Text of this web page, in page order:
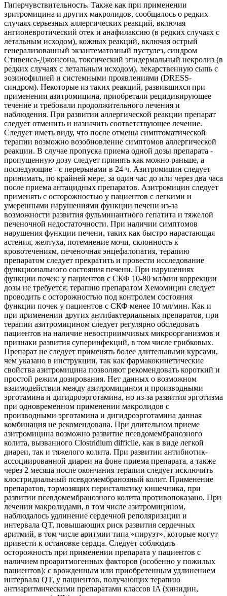
Гиперчувствительность. Также как при применении
эритромицина и других макролидов, сообщалось о редких
случаях серьезных аллергических реакций, включая
ангионевротический отек и анафилаксию (в редких случаях с
летальным исходом), кожных реакций, включая острый
генерализованный экзантематозный пустулез, синдром
Стивенса-Джонсона, токсический эпидермальный некролиз (в
редких случаях с летальным исходом), лекарственную сыпь с
эозинофилией и системными проявлениями (DRESS-
синдром). Некоторые из таких реакций, развившихся при
применении азитромицина, приобретали рецидивирующее
течение и требовали продолжительного лечения и
наблюдения. При развитии аллергической реакции препарат
следует отменить и назначить соответствующее лечение.
Следует иметь виду, что после отмены симптоматической
терапии возможно возобновление симптомов аллергической
реакции. В случае пропуска приема одной дозы препарата -
пропущенную дозу следует принять как можно раньше, а
последующие - с перерывами в 24 ч. Азитромицин следует
принимать, по крайней мере, за один час до или через два часа
после приема антацидных препаратов. Азитромицин следует
применять с осторожностью у пациентов с легкими и
умеренными нарушениями функции печени из-за
возможности развития фульминантного гепатита и тяжелой
печеночной недостаточности. При наличии симптомов
нарушения функции печени, таких как быстро нарастающая
астения, желтуха, потемнение мочи, склонность к
кровотечениям, печеночная энцефалопатия, терапию
препаратом следует прекратить и провести исследование
функционального состояния печени. При нарушениях
функции почек: у пациентов с СКФ 10-80 мл/мин коррекции
дозы не требуется; терапию препаратом Хемомицин следует
проводить с осторожностью под контролем состояния
функции почек у пациентов с СКФ менее 10 мл/мин. Как и
при применении других антибактериальных препаратов, при
терапии азитромицином следует регулярно обследовать
пациентов на наличие невосприимчивых микроорганизмов и
признаки развития суперинфекций, в том числе грибковых.
Препарат не следует применять более длительными курсами,
чем указано в инструкции, так как фармакокинетические
свойства азитромицина позволяют рекомендовать короткий и
простой режим дозирования. Нет данных о возможном
взаимодействии между азитромицином и производными
эрготамина и дигидроэрготамина, но из-за развития эрготизма
при одновременном применении макролидов с
производными эрготамина и дигидроэрготамина данная
комбинация не рекомендована. При длительном приеме
азитромицина возможно развитие псевдомембранозного
колита, вызванного Clostridium difficile, как в виде легкой
диареи, так и тяжелого колита. При развитии антибиотик-
ассоциированной диареи на фоне приема препарата, а также
через 2 месяца после окончания терапии следует исключить
клостридиальный псевдомембранозный колит. Применение
препаратов, тормозящих перистальтику кишечника, при
развитии псевдомембранозного колита противопоказано. При
лечении макролидами, в том числе азитромицином,
наблюдалось удлинение сердечной реполяризации и
интервала QT, повышающих риск развития сердечных
аритмий, в том числе аритмии типа «пируэт», которые могут
привести к остановке сердца. Следует соблюдать
осторожность при применении препарата у пациентов с
наличием проаритмогенных факторов (особенно у пожилых
пациентов): с врожденным или приобретенным удлинением
интервала QT, у пациентов, получающих терапию
антиаритмическими препаратами классов IA (хинидин,